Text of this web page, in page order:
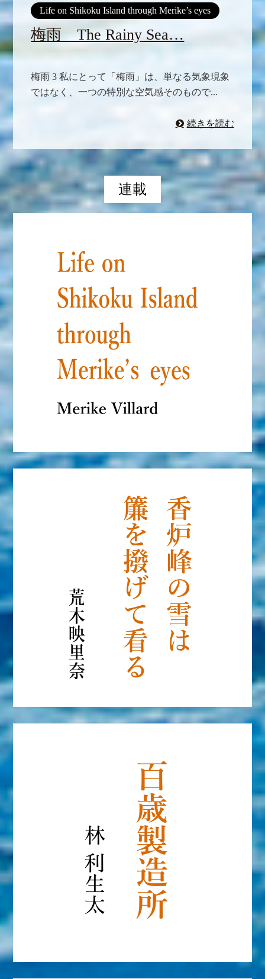
Life on Shikoku Island through Merike’s eyes
梅雨 The Rainy Sea…
梅雨 3 私にとって「梅雨」は、単なる気象現象
ではなく、一つの特別な空気感そのもので...
続きを読む
連載